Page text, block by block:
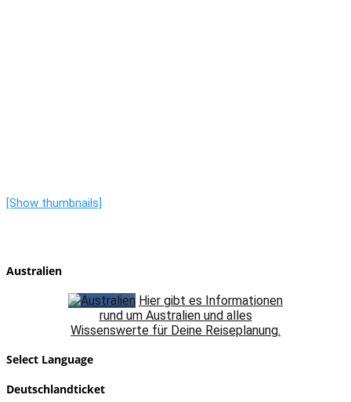
[Show thumbnails]
Australien
Hier gibt es Informationen
rund um Australien und alles
Wissenswerte für Deine Reiseplanung.
Select Language
Deutschlandticket